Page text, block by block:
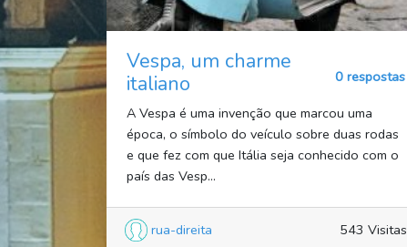
Vespa, um charme
italiano
0 respostas
A Vespa é uma invenção que marcou uma
época, o símbolo do veículo sobre duas rodas
e que fez com que Itália seja conhecido com o
país das Vesp...
rua-direita 543 Visitas